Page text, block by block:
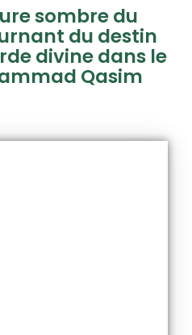
sombre du
du destin
divine dans le
Qasim